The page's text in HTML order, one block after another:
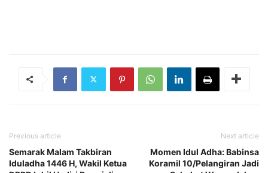
Previous article
Semarak Malam Takbiran
Iduladha 1446 H, Wakil Ketua
Next article
Momen Idul Adha: Babinsa
Koramil 10/Pelangiran Jadi